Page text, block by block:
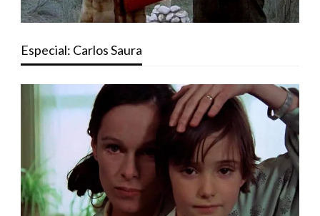
Especial: Carlos Saura